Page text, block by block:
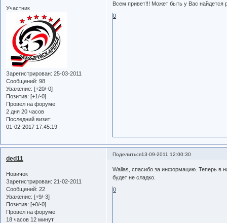
Участник
Зарегистрирован: 25-03-2011
Сообщений: 98
Уважение: [+20/-0]
Позитив: [+1/-0]
Провел на форуме:
2 дня 20 часов
Последний визит:
01-02-2017 17:45:19
Всем привет!!! Может быть у Вас найдется
0
Поделиться13-09-2011 12:00:30
ded11
Новичок
Зарегистрирован: 21-02-2011
Сообщений: 22
Уважение: [+9/-3]
Позитив: [+0/-0]
Провел на форуме:
18 часов 12 минут
Wallas, спасибо за информацию. Теперь в
будет не сладко.
0